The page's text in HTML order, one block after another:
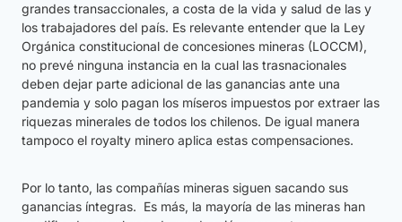
grandes transaccionales, a costa de la vida y salud de las y
los trabajadores del país. Es relevante entender que la Ley
Orgánica constitucional de concesiones mineras (LOCCM),
no prevé ninguna instancia en la cual las trasnacionales
deben dejar parte adicional de las ganancias ante una
pandemia y solo pagan los míseros impuestos por extraer las
riquezas minerales de todos los chilenos. De igual manera
tampoco el royalty minero aplica estas compensaciones.
Por lo tanto, las compañías mineras siguen sacando sus
ganancias íntegras. Es más, la mayoría de las mineras han